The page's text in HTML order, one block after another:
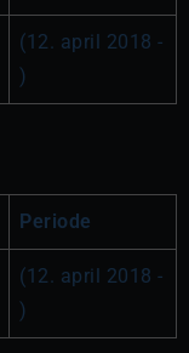
(12. april 2018 -
)
Periode
(12. april 2018 -
)